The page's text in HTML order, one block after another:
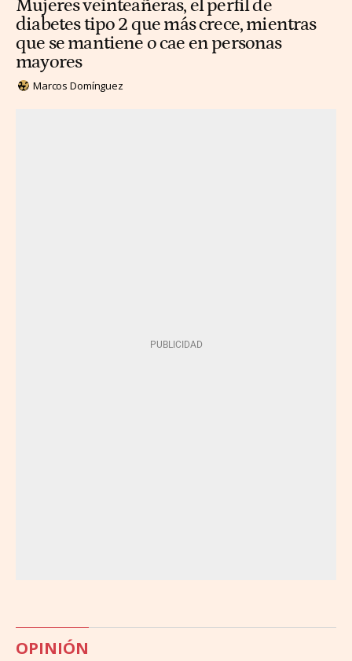
Mujeres veinteañeras, el perfil de
diabetes tipo 2 que más crece, mientras
que se mantiene o cae en personas
mayores
Marcos Domínguez
OPINIÓN